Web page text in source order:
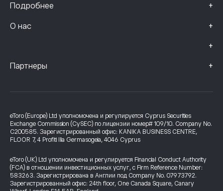
Подробнее +
О нас +
+
Партнеры +
eToro (Europe) Ltd уполномочена и регулируется Cyprus Securities
Exchange Commission (CySEC) по лицензии номер# 109/10. Company No.
C200585. Зарегистрированный офис: KANIKA BUSINESS CENTRE,
FLOOR 7, 4 Profiti Ilia Germasogeia, 4046 Cyprus
eToro (UK) Ltd уполномочена и регулируется Financial Conduct Authority
(FCA) в отношении инвестиционных услуг, с Firm Reference Number:
583263. Зарегистрирована в Англии под Company No. 07973792.
Зарегистрированный офис: 24th floor, One Canada Square, Canary